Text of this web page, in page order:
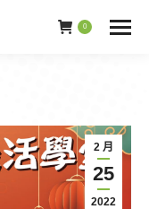
0
2 月
25
2022